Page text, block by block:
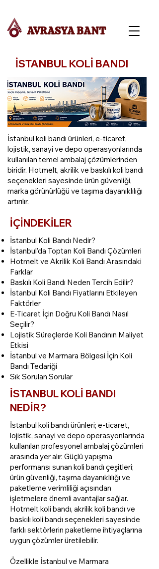
AVRASYA BANT
İSTANBUL KOLİ BANDI
İstanbul koli bandı ürünleri, e-ticaret,
lojistik, sanayi ve depo operasyonlarında
kullanılan temel ambalaj çözümlerinden
biridir. Hotmelt, akrilik ve baskılı koli bandı
seçenekleri sayesinde ürün güvenliği,
marka görünürlüğü ve taşıma dayanıklılığı
artırılır.
İÇİNDEKİLER
İstanbul Koli Bandı Nedir?
İstanbul’da Toptan Koli Bandı Çözümleri
Hotmelt ve Akrilik Koli Bandı Arasındaki
Farklar
Baskılı Koli Bandı Neden Tercih Edilir?
İstanbul Koli Bandı Fiyatlarını Etkileyen
Faktörler
E-Ticaret İçin Doğru Koli Bandı Nasıl
Seçilir?
Lojistik Süreçlerde Koli Bandının Maliyet
Etkisi
İstanbul ve Marmara Bölgesi İçin Koli
Bandı Tedariği
Sık Sorulan Sorular
İSTANBUL KOLİ BANDI
NEDİR?
İstanbul koli bandı ürünleri; e-ticaret,
lojistik, sanayi ve depo operasyonlarında
kullanılan profesyonel ambalaj çözümleri
arasında yer alır. Güçlü yapışma
performansı sunan koli bandı çeşitleri;
ürün güvenliği, taşıma dayanıklılığı ve
paketleme verimliliği açısından
işletmelere önemli avantajlar sağlar.
Hotmelt koli bandı, akrilik koli bandı ve
baskılı koli bandı seçenekleri sayesinde
farklı sektörlerin paketleme ihtiyaçlarına
uygun çözümler üretilebilir.
Özellikle İstanbul ve Marmara